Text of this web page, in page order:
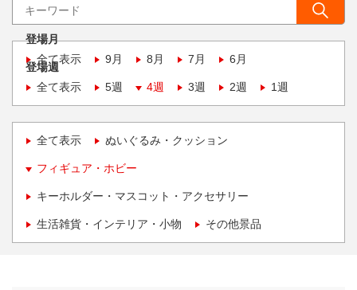
登場月
全て表示
9月 8月 7月 6月
登場週
全て表示
5週 4週 3週 2週 1週
全て表示 ぬいぐるみ・クッション
フィギュア・ホビー
キーホルダー・マスコット・アクセサリー
生活雑貨・インテリア・小物 その他景品